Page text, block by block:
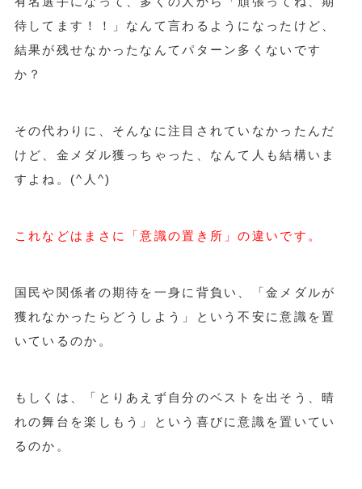
待してます！！」なんて言わるようになったけど、
結果が残せなかったなんてパターン多くないです
か？
その代わりに、そんなに注目されていなかったんだ
けど、金メダル獲っちゃった、なんて人も結構いま
すよね。(^人^)
これなどはまさに「意識の置き所」の違いです。
国民や関係者の期待を一身に背負い、「金メダルが
獲れなかったらどうしよう」という不安に意識を置
いているのか。
もしくは、「とりあえず自分のベストを出そう、晴
れの舞台を楽しもう」という喜びに意識を置いてい
るのか。